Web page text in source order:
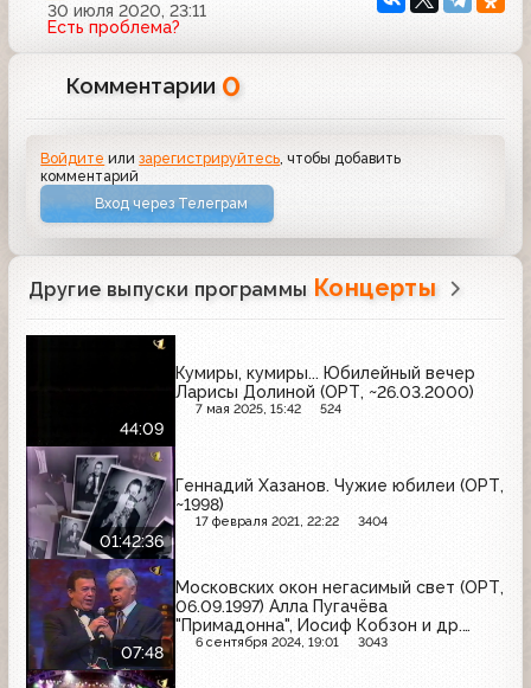
30 июля 2020, 23:11
Есть проблема?
Комментарии 0
Войдите илизарегистрируйтесь, чтобы добавить
комментарий
Вход через Телеграм
Другие выпуски программы Концерты
44:09
Кумиры, кумиры... Юбилейный вечер
Ларисы Долиной (ОРТ, ~26.03.2000)
7 мая 2025, 15:42 524
01:42:36
Геннадий Хазанов. Чужие юбилеи (ОРТ,
~1998)
17 февраля 2021, 22:22 3404
07:48
Московских окон негасимый свет (ОРТ,
06.09.1997) Алла Пугачёва
"Примадонна", Иосиф Кобзон и др.
"Моя Москва"
6 сентября 2024, 19:01 3043